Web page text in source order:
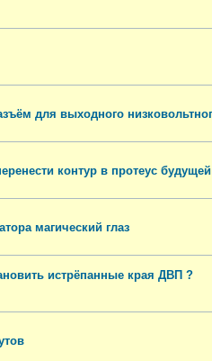
для выходного
контур в протеус
магический глаз
истрёпанные края ДВП ?